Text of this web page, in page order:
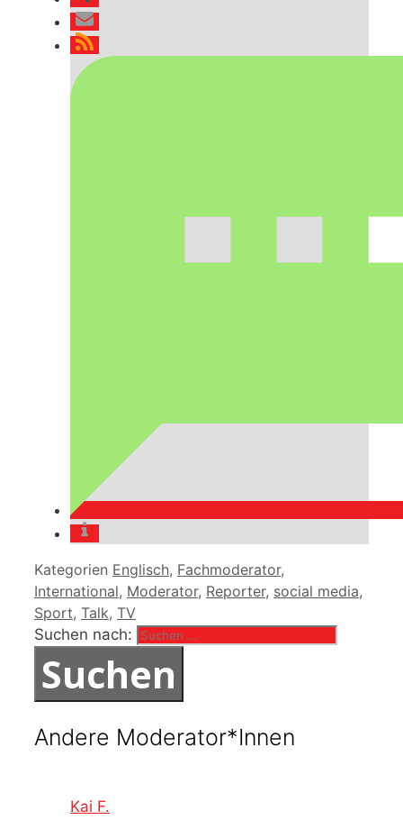
Kategorien Englisch, Fachmoderator,
International, Moderator, Reporter, social media,
Sport, Talk, TV
Suchen nach:
Andere Moderator*Innen
Kai F.